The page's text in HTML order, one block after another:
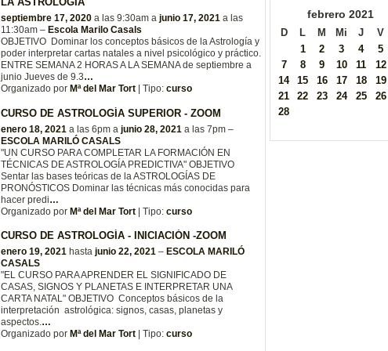
septiembre 17, 2020 a las 9:30am a junio 17, 2021 a las
11:30am – Escola Marilo Casals
OBJETIVO Dominar los conceptos básicos de la Astrología y
poder interpretar cartas natales a nivel psicológico y práctico.
ENTRE SEMANA 2 HORAS A LA SEMANA de septiembre a
junio Jueves de 9.3…
Organizado por Mª del Mar Tort | Tipo: curso
CURSO DE ASTROLOGÍA SUPERIOR - ZOOM
enero 18, 2021 a las 6pm a junio 28, 2021 a las 7pm –
ESCOLA MARILÓ CASALS
"UN CURSO PARA COMPLETAR LA FORMACIÓN EN
TÉCNICAS DE ASTROLOGÍA PREDICTIVA" OBJETIVO
Sentar las bases teóricas de la ASTROLOGÍAS DE
PRONÓSTICOS Dominar las técnicas más conocidas para
hacer predi…
Organizado por Mª del Mar Tort | Tipo: curso
CURSO DE ASTROLOGÍA - INICIACIÓN -ZOOM
enero 19, 2021 hasta junio 22, 2021 – ESCOLA MARILÓ
CASALS
"EL CURSO PARA APRENDER EL SIGNIFICADO DE
CASAS, SIGNOS Y PLANETAS E INTERPRETAR UNA
CARTA NATAL" OBJETIVO Conceptos básicos de la
interpretación astrológica: signos, casas, planetas y
aspectos.…
Organizado por Mª del Mar Tort | Tipo: curso
febrero 2021
D L M Mi J V
1
2 3 4 5
7
8 9 10 11 12
14
15 16 17 18 19
21
22 23 24 25 26
28